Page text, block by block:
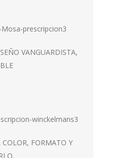
VANGUARDISTA,
COLOR, FORMATO Y